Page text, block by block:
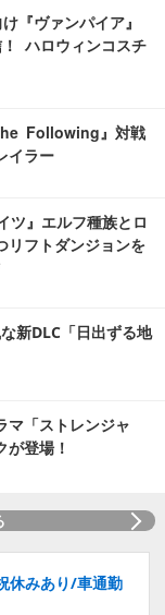
『ヴァンパイア』
ハロウィンコスチ
Following』対戦
イラー
ツ』エルフ種族とロ
リフトダンジョンを
新DLC「日出ずる地
マ「ストレンジャ
が登場！
休みあり/車通勤